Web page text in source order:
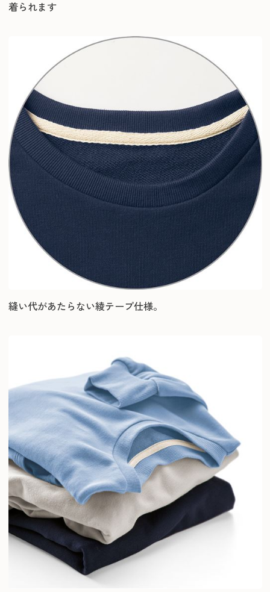
着られます
縫い代があたらない綾テープ仕様。